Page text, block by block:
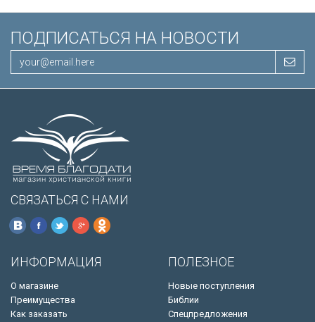
ПОДПИСАТЬСЯ НА НОВОСТИ
СВЯЗАТЬСЯ С НАМИ
ИНФОРМАЦИЯ
О магазине
Преимущества
Как заказать
ПОЛЕЗНОЕ
Новые поступления
Библии
Спецпредложения